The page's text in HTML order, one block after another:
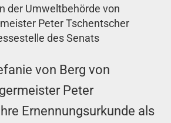
der Umweltbehörde von
Peter Tschentscher
des Senats
von Berg von
Peter
Ernennungsurkunde als